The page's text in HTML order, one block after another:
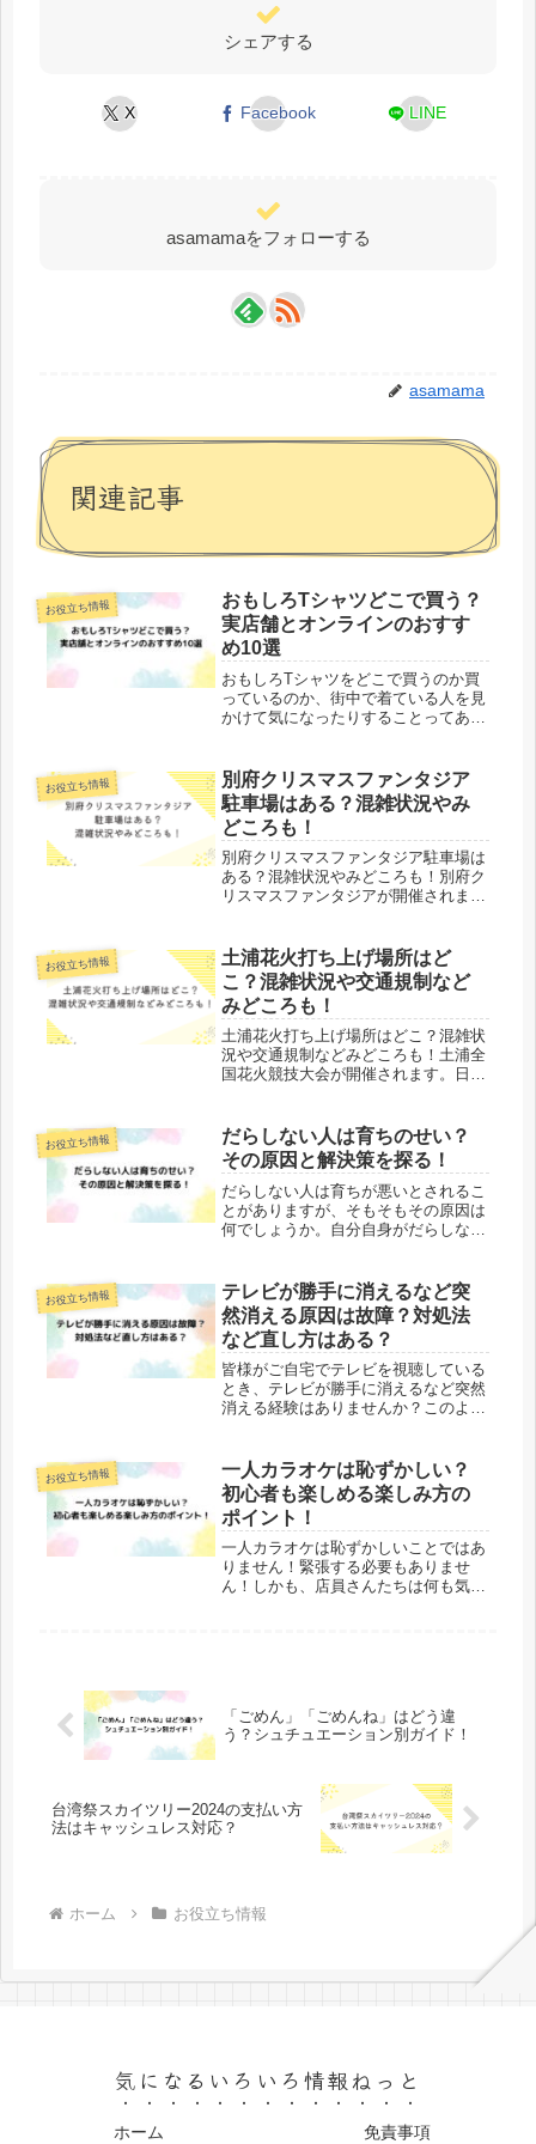
シェアする
X Facebook LINE
asamamaをフォローする
asamama
関連記事
お役立ち情報
おもしろTシャツどこで買う？
実店舗とオンラインのおすす
め10選
おもしろTシャツをどこで買うのか買
っているのか、街中で着ている人を見
かけて気になったりすることってあり
シャツは、ファッションアイテムとし
てだけでなく、会話のきっかけやイン
テ...
お役立ち情報
別府クリスマスファンタジア
駐車場はある？混雑状況やみ
どころも！
別府クリスマスファンタジア駐車場は
ある？混雑状況やみどころも！別府ク
リスマスファンタジアが開催されま
どころはどんなところなのでしょう
か。今回は、別府クリスマスファンタ
ジア...
お役立ち情報
土浦花火打ち上げ場所はど
こ？混雑状況や交通規制など
みどころも！
土浦花火打ち上げ場所はどこ？混雑状
況や交通規制などみどころも！土浦全
国花火競技大会が開催されます。日本
大会で打ち上げ場所、混雑状況や交通
規制みどころなども気になりますよ
ね。...
お役立ち情報
だらしない人は育ちのせい？
その原因と解決策を探る！
だらしない人は育ちが悪いとされるこ
とがありますが、そもそもその原因は
何でしょうか。自分自身がだらしない
らしない人は育ちのせいなのか、だら
しない習慣の改善方法をご紹介しま
す。...
お役立ち情報
テレビが勝手に消えるなど突
然消える原因は故障？対処法
など直し方はある？
皆様がご自宅でテレビを視聴している
とき、テレビが勝手に消えるなど突然
消える経験はありませんか？このよう
は、テレビが勝手に消えるなど突然消
える原因は故障なのか対処法など直し
方は...
お役立ち情報
一人カラオケは恥ずかしい？
初心者も楽しめる楽しみ方の
ポイント！
一人カラオケは恥ずかしいことではあ
りません！緊張する必要もありませ
ん！しかも、店員さんたちは何も気に
「ごめん」「ごめんね」はどう違
う？シュチュエーション別ガイド！
台湾祭スカイツリー2024の支払い方
法はキャッシュレス対応？
ホーム お役立ち情報
気になるいろいろ情報ねっと
ホーム 免責事項